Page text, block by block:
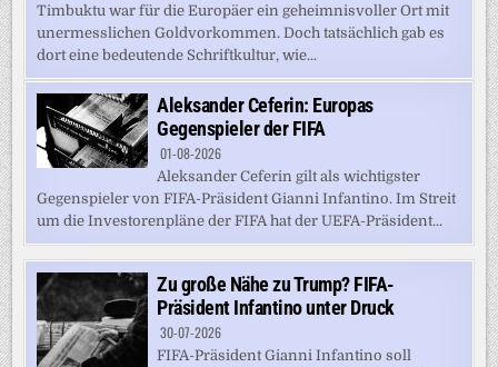
Timbuktu war für die Europäer ein geheimnisvoller Ort mit
unermesslichen Goldvorkommen. Doch tatsächlich gab es
dort eine bedeutende Schriftkultur, wie...
Aleksander Ceferin: Europas
Gegenspieler der FIFA
01-08-2026
Aleksander Ceferin gilt als wichtigster
Gegenspieler von FIFA-Präsident Gianni Infantino. Im Streit
um die Investorenpläne der FIFA hat der UEFA-Präsident...
Zu große Nähe zu Trump? FIFA-
Präsident Infantino unter Druck
30-07-2026
FIFA-Präsident Gianni Infantino soll